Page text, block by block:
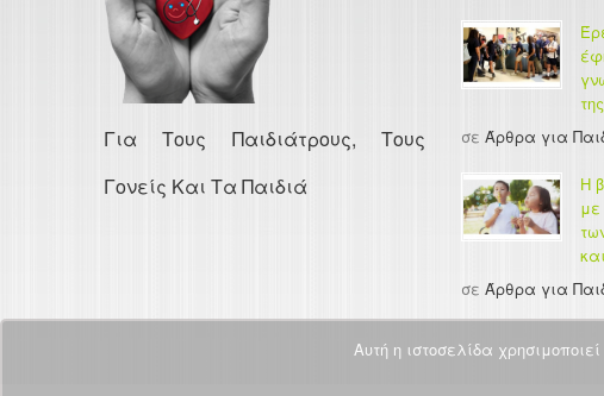
Για Τους Παιδιάτρους, Τους
Γονείς Και Τα Παιδιά
σε Άρθρα για
Η
με
σε Άρθρα για
Αυτή η ιστοσελίδα